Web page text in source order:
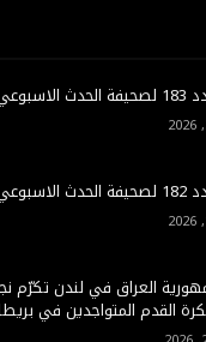
لندن
لندن
العراق في لندن تكرّم
القدم المتواجدين في